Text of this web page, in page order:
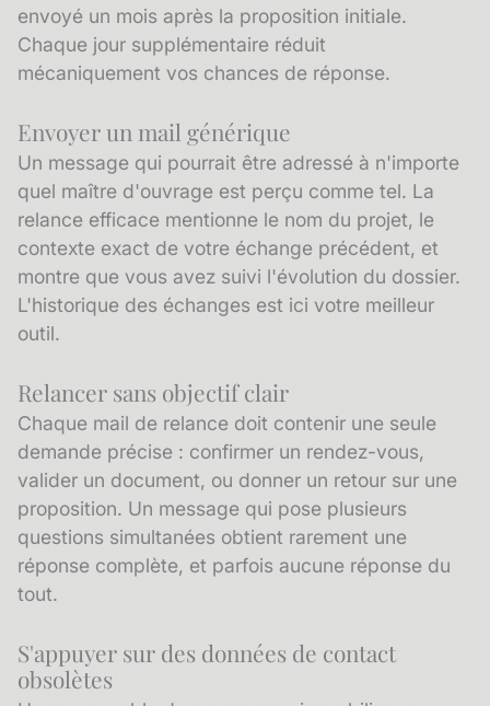
envoyé un mois après la proposition initiale.
Chaque jour supplémentaire réduit
mécaniquement vos chances de réponse.
Envoyer un mail générique
Un message qui pourrait être adressé à n'importe
quel maître d'ouvrage est perçu comme tel. La
relance efficace mentionne le nom du projet, le
contexte exact de votre échange précédent, et
montre que vous avez suivi l'évolution du dossier.
L'historique des échanges est ici votre meilleur
outil.
Relancer sans objectif clair
Chaque mail de relance doit contenir une seule
demande précise : confirmer un rendez-vous,
valider un document, ou donner un retour sur une
proposition. Un message qui pose plusieurs
questions simultanées obtient rarement une
réponse complète, et parfois aucune réponse du
tout.
S'appuyer sur des données de contact
obsolètes